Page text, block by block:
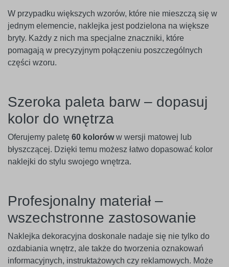
W przypadku większych wzorów, które nie mieszczą się w
jednym elemencie, naklejka jest podzielona na większe
bryty. Każdy z nich ma specjalne znaczniki, które
pomagają w precyzyjnym połączeniu poszczególnych
części wzoru.
Szeroka paleta barw – dopasuj
kolor do wnętrza
Oferujemy paletę 60 koloróww wersji matowej lub
błyszczącej. Dzięki temu możesz łatwo dopasować kolor
naklejki do stylu swojego wnętrza.
Profesjonalny materiał –
wszechstronne zastosowanie
Naklejka dekoracyjna doskonale nadaje się nie tylko do
ozdabiania wnętrz, ale także do tworzenia oznakowań
informacyjnych, instruktażowych czy reklamowych. Może